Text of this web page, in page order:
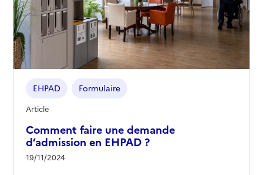
Comment faire une demande
d’admission en EHPAD ?
19/11/2024
EHPAD Formulaire
Article